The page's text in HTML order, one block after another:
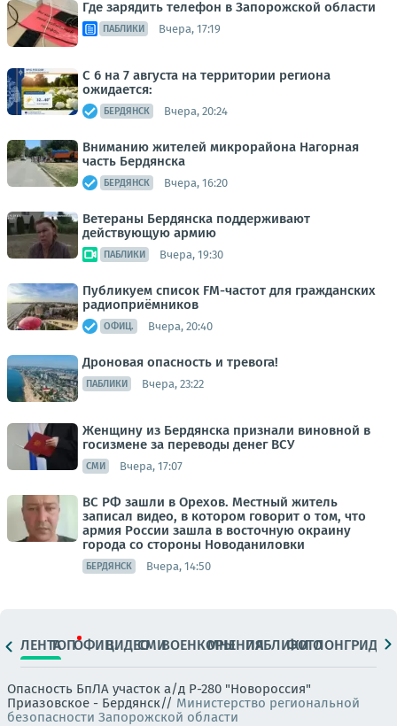
Где зарядить телефон в Запорожской области
ПАБЛИКИ Вчера, 17:19
С 6 на 7 августа на территории региона
ожидается:
БЕРДЯНСК Вчера, 20:24
Вниманию жителей микрорайона Нагорная
часть Бердянска
БЕРДЯНСК Вчера, 16:20
Ветераны Бердянска поддерживают
действующую армию
ПАБЛИКИ Вчера, 19:30
Публикуем список FM-частот для гражданских
радиоприёмников
ОФИЦ. Вчера, 20:40
Дроновая опасность и тревога!
ПАБЛИКИ Вчера, 23:22
Женщину из Бердянска признали виновной в
госизмене за переводы денег ВСУ
СМИ Вчера, 17:07
ВС РФ зашли в Орехов. Местный житель
записал видео, в котором говорит о том, что
армия России зашла в восточную окраину
города со стороны Новоданиловки
БЕРДЯНСК Вчера, 14:50
ЛЕНТАТОПОФИЦ.ВИДЕОСМИВОЕНКОРЫМНЕНИЯПАБЛИКИ
ФОТОЛОНГРИДЫ
Опасность БпЛА участок а/д Р-280 "Новороссия"
Приазовское - Бердянск// Министерство региональной
безопасности Запорожской области